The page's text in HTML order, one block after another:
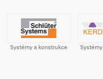
Systémy a konstrukce